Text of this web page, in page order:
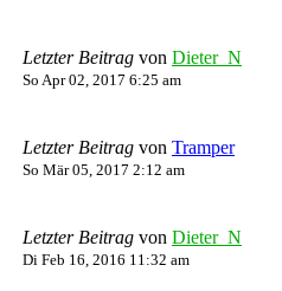
Letzter Beitrag von Dieter_N
So Apr 02, 2017 6:25 am
Letzter Beitrag von Tramper
So Mär 05, 2017 2:12 am
Letzter Beitrag von Dieter_N
Di Feb 16, 2016 11:32 am